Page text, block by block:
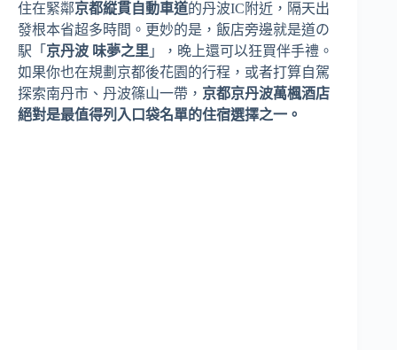
住在緊鄰京都縦貫自動車道的丹波IC附近，隔天出
發根本省超多時間。更妙的是，飯店旁邊就是道の
駅「 京丹波 味夢之里 」，晚上還可以狂買伴手禮。
如果你也在規劃京都後花園的行程，或者打算自駕
探索南丹市、丹波篠山一帶， 京都京丹波萬楓酒店
絕對是最值得列入口袋名單的住宿選擇之一。